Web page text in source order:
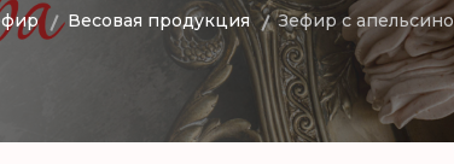
Весовая продукция Зефир с